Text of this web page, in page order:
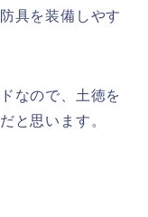
具を装備しやす
なので、土徳を
と思います。